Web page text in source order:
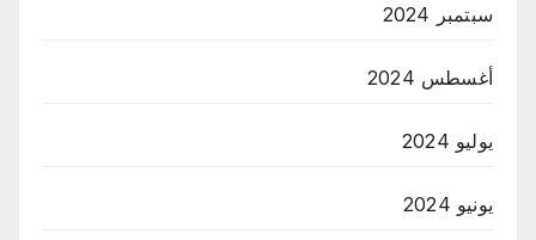
سبتمبر 2024
أغسطس 2024
يوليو 2024
يونيو 2024